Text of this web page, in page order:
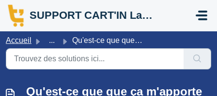
Passer au contenu principal
SUPPORT CART'IN La Réunion
Accueil ... Qu'est-ce que que ça m'apporte ? Quels sont les a...
Qu'est-ce que que ça m'apporte